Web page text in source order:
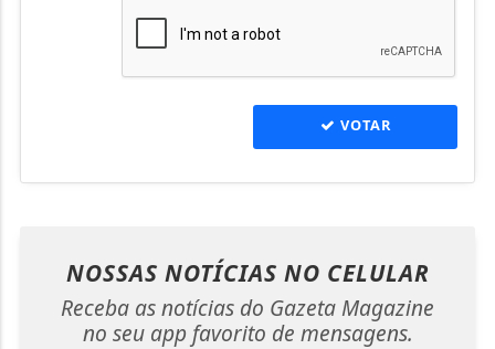
VOTAR
NOSSAS NOTÍCIAS NO CELULAR
Receba as notícias do Gazeta Magazine
no seu app favorito de mensagens.